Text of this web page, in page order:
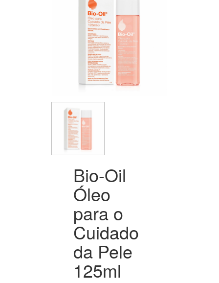
Bio-Oil
Óleo
para o
Cuidado
da Pele
125ml